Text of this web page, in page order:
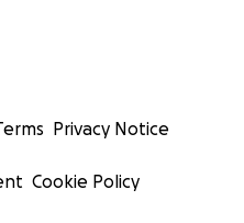
Privacy Notice
Cookie Policy